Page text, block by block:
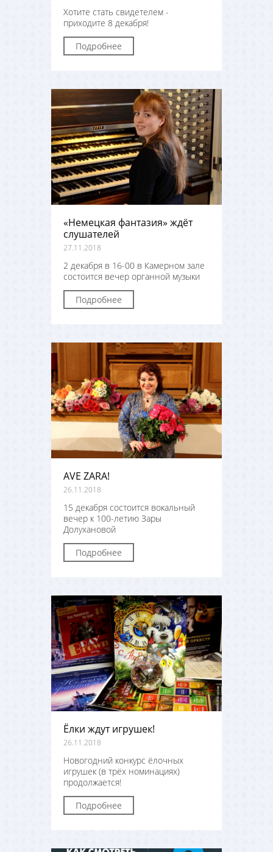
Хотите стать свидетелем -
приходите 8 декабря!
Подробнее
«Немецкая фантазия» ждёт
слушателей
27.11.2018
2 декабря в 16-00 в Камерном зале
состоится вечер органной музыки
Подробнее
AVE ZARA!
26.11.2018
15 декабря состоится вокальный
вечер к 100-летию Зары
Долухановой
Подробнее
Ёлки ждут игрушек!
26.11.2018
Новогодний конкурс ёлочных
игрушек (в трёх номинациях)
продолжается!
Подробнее